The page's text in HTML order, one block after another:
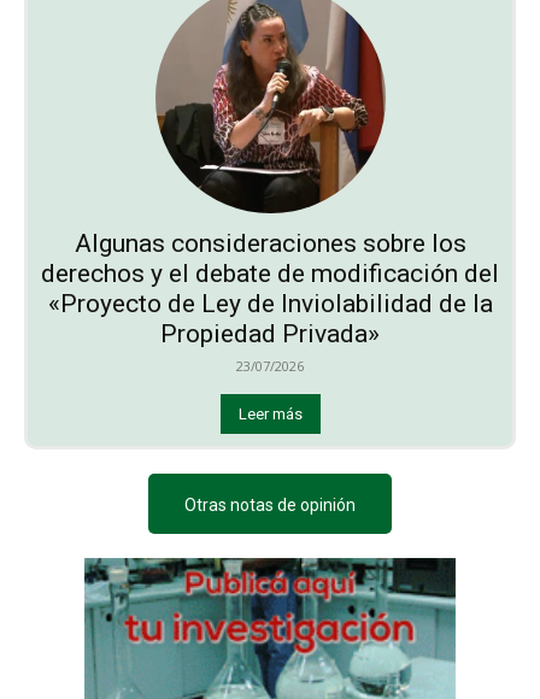
Algunas consideraciones sobre los
derechos y el debate de modificación del
«Proyecto de Ley de Inviolabilidad de la
Propiedad Privada»
23/07/2026
Leer más
Otras notas de opinión